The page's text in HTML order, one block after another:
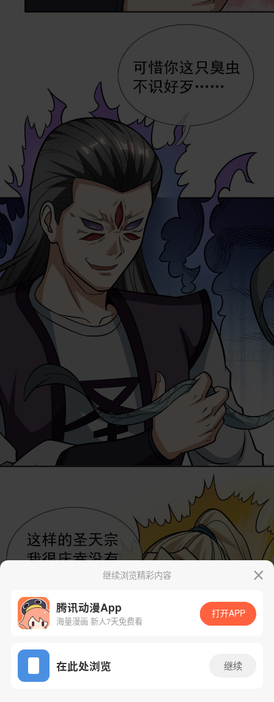
App免费看
继续浏览精彩内容
腾讯动漫App
海量漫画 新人7天免费看
打开APP
在此处浏览 继续